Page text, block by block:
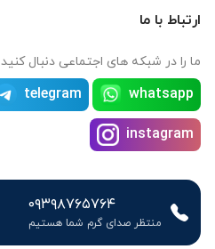
ارتباط با ما
ما را در شبکه های اجتماعی دنبال کنید
whatsapp
telegram
instagram
۰۹۳۹۸۷۶۵۷۶۴
منتظر صدای گرم شما هستیم